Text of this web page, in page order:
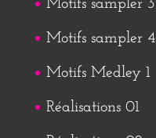
Motifs sampler 3
Motifs sampler 4
Motifs Medley 1
Réalisations 01